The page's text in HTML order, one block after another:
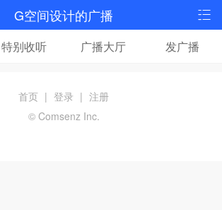
G空间设计的广播
特别收听 广播大厅 发广播
首页 | 登录 | 注册
© Comsenz Inc.